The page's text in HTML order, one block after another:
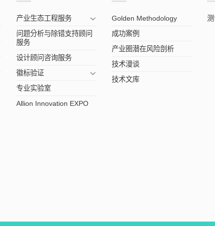
产业生态工程服务
问题分析与除错支持顾问
服务
设计顾问咨询服务
徽标验证
专业实验室
Allion Innovation EXPO
Golden Methodology
成功案例
产业圈潜在风险剖析
技术漫谈
技术文库